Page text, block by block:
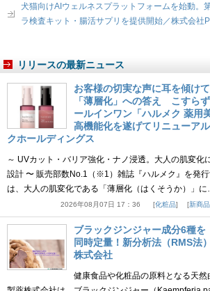
犬猫向けAIウェルネスプラットフォームを始動。
ラ検査キット・腸活サプリを提供開始／株式会社
リリースの最新ニュース
お客様の切実な声に耳を傾け
「薄層化」への答え こすら
ールインワン「ハルメク 薬用
高機能化を遂げてリニューア
クホールディングス
～ UVカット・バリア強化・ナノ浸透。大人の肌変化
設計 〜 販売部数No.1（※1）雑誌『ハルメク』を発
は、大人の肌変化である「薄層化（はくそうか）」
2026年08月07日 17：36 化粧品 新商品
ブラックジンジャー成分6種を
同時定量！新分析法（RMS法
株式会社
健康食品や化粧品の原料となる天